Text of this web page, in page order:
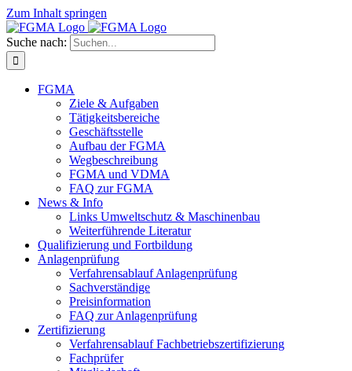
Zum Inhalt springen
Suche nach:
FGMA
Ziele & Aufgaben
Tätigkeitsbereiche
Geschäftsstelle
Aufbau der FGMA
Wegbeschreibung
FGMA und VDMA
FAQ zur FGMA
News & Info
Links Umweltschutz & Maschinenbau
Weiterführende Literatur
Qualifizierung und Fortbildung
Anlagenprüfung
Verfahrensablauf Anlagenprüfung
Sachverständige
Preisinformation
FAQ zur Anlagenprüfung
Zertifizierung
Verfahrensablauf Fachbetriebszertifizierung
Fachprüfer